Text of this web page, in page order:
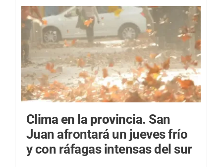
Clima en la provincia. San
Juan afrontará un jueves frío
y con ráfagas intensas del sur